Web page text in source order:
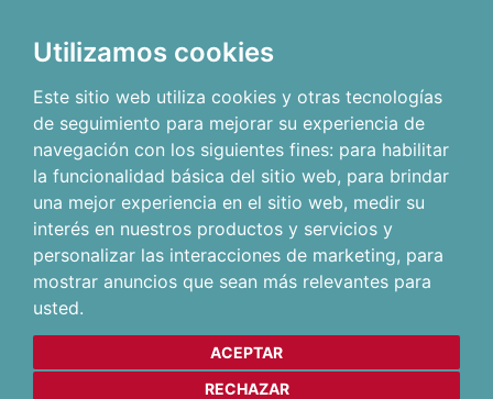
Utilizamos cookies
Este sitio web utiliza cookies y otras tecnologías
de seguimiento para mejorar su experiencia de
navegación con los siguientes fines: para habilitar
la funcionalidad básica del sitio web, para brindar
una mejor experiencia en el sitio web, medir su
interés en nuestros productos y servicios y
personalizar las interacciones de marketing, para
mostrar anuncios que sean más relevantes para
usted.
ACEPTAR
RECHAZAR